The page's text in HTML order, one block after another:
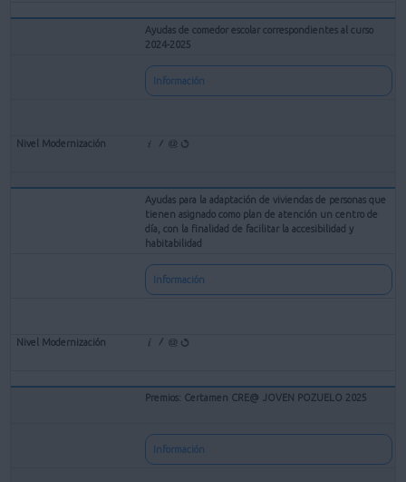
Ayudas de comedor escolar correspondientes al curso
2024-2025
Información
Ayudas para la adaptación de viviendas de personas que
tienen asignado como plan de atención un centro de
día, con la finalidad de facilitar la accesibilidad y
habitabilidad
Información
Premios: Certamen CRE@ JOVEN POZUELO 2025
Información